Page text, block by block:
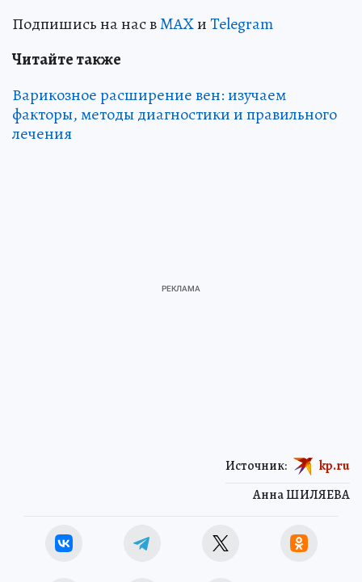
Подпишись на нас вMAXиTelegram
Читайте также
Варикозное расширение вен: изучаем
факторы, методы диагностики и правильного
лечения
Анна ШИЛЯЕВА
Источник: kp.ru